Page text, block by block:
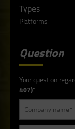
Types
Platforms
Question
Your question
407)"